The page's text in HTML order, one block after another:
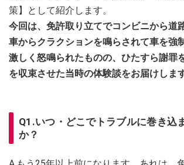
策】として紹介します。
今回は、免許取り立てでコンビニから道
車からクラクションを鳴らされて車を強
激しく怒鳴られたものの、ひたすら謝罪
を収束させた当時の体験談をお届けします
Q1.いつ・どこでトラブルに巻き込
か？